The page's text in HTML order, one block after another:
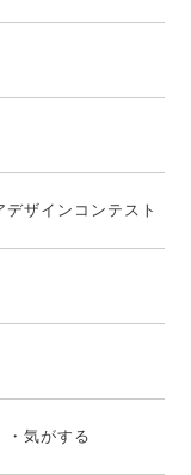
ザインコンテスト
・気がする